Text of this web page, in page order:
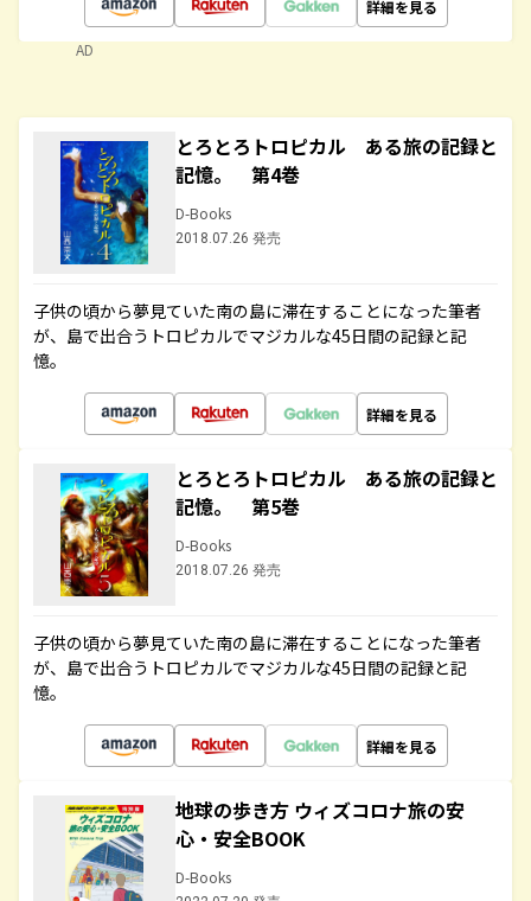
詳細を見る
AD
とろとろトロピカル ある旅の記録と
記憶。 第4巻
D-Books
2018.07.26 発売
子供の頃から夢見ていた南の島に滞在することになった筆者
が、島で出合うトロピカルでマジカルな45日間の記録と記
憶。
詳細を見る
とろとろトロピカル ある旅の記録と
記憶。 第5巻
D-Books
2018.07.26 発売
子供の頃から夢見ていた南の島に滞在することになった筆者
が、島で出合うトロピカルでマジカルな45日間の記録と記
憶。
詳細を見る
地球の歩き方 ウィズコロナ旅の安
心・安全BOOK
D-Books